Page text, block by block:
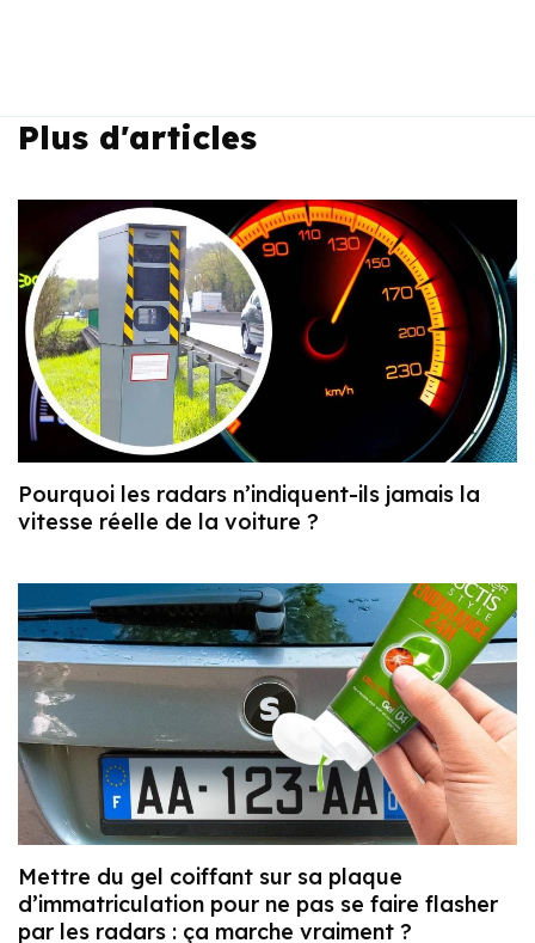
Plus d'articles
Pourquoi les radars n’indiquent-ils jamais la
vitesse réelle de la voiture ?
Mettre du gel coiffant sur sa plaque
d’immatriculation pour ne pas se faire flasher
par les radars : ça marche vraiment ?